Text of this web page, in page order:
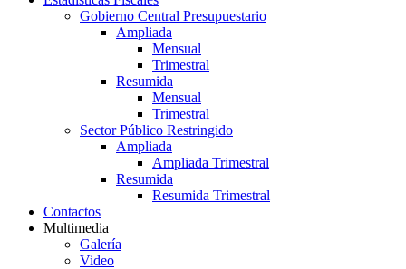
Gobierno Central Presupuestario
Ampliada
Mensual
Trimestral
Resumida
Mensual
Trimestral
Sector Público Restringido
Ampliada
Ampliada Trimestral
Resumida
Resumida Trimestral
Contactos
Multimedia
Galería
Video